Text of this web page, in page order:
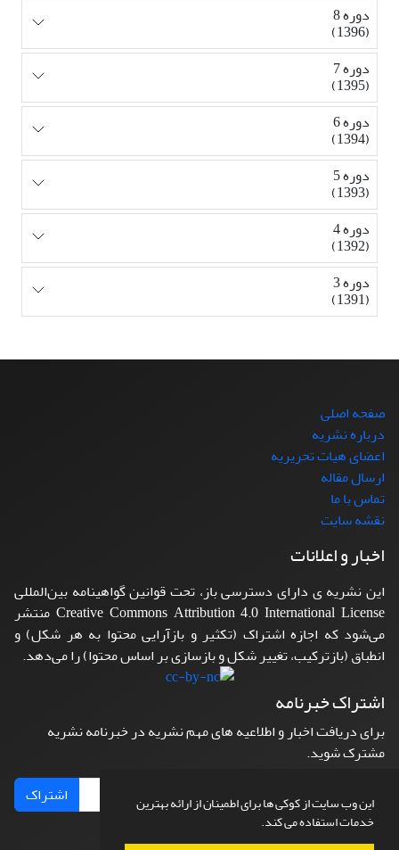
این وب سایت از کوکی ها برای اطمینان از ارائه بهترین
خدمات استفاده می کند.
دوره 8
(1396)
دوره 7
(1395)
دوره 6
(1394)
دوره 5
(1393)
دوره 4
(1392)
دوره 3
(1391)
صفحه اصلی
درباره نشریه
اعضای هیات تحریریه
ارسال مقاله
تماس با ما
نقشه سایت
اخبار و اعلانات
این نشریه ی دارای دسترسی باز، تحت قوانین گواهینامه بین‌المللی
Creative Commons Attribution 4.0 International License منتشر
می‌شود که اجازه اشتراک (تکثیر و بازآرایی محتوا به هر شکل) و
انطباق (بازترکیب، تغییر شکل و بازسازی بر اساس محتوا) را می‌دهد.
اشتراک خبرنامه
برای دریافت اخبار و اطلاعیه های مهم نشریه در خبرنامه نشریه
مشترک شوید.
اشتراک